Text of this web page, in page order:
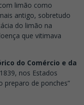
limão como
antigo, sobretudo
do limão na
que vitimava
do Comércio e da
nos Estados
preparo de ponches”